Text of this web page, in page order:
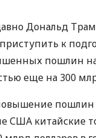
Дональд
к
пошлин
еще на 300
пошлин
США китайские